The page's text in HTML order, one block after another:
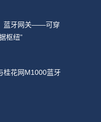
蓝牙网关——可穿
枢纽”
桂花网M1000蓝牙